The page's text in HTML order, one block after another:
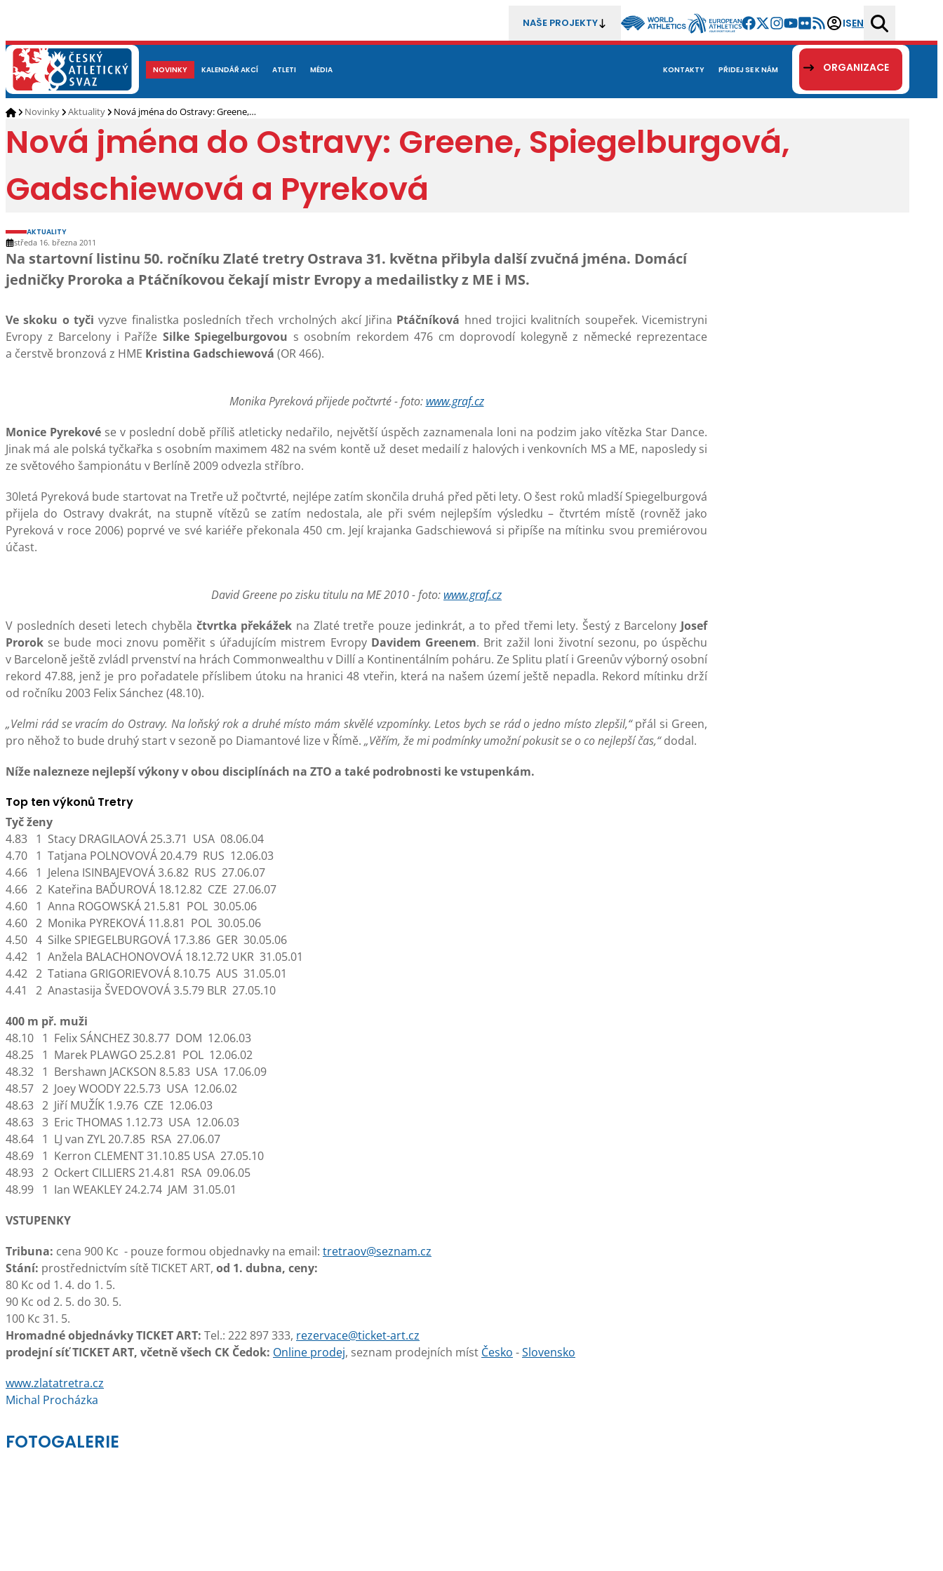
NAŠE PROJEKTY ISEN
NOVINKY KALENDÁŘ AKCÍ ATLETI MÉDIA
O NÁS ČLENOVÉ DOKUMENTY REPREZENTACE KONTAKTY PŘIDEJ SE K NÁM ORGANIZACE
Novinky Aktuality Nová jména do Ostravy: Greene,…
Nová jména do Ostravy: Greene, Spiegelburgová,
Gadschiewová a Pyreková
AKTUALITY
středa 16. března 2011
Na startovní listinu 50. ročníku Zlaté tretry Ostrava 31. května přibyla další zvučná jména. Domácí
jedničky Proroka a Ptáčníkovou čekají mistr Evropy a medailistky z ME i MS.
Ve skoku o tyči vyzve finalistka posledních třech vrcholných akcí Jiřina Ptáčníková hned trojici kvalitních soupeřek. Vicemistryni
Evropy z Barcelony i Paříže Silke Spiegelburgovou s osobním rekordem 476 cm doprovodí kolegyně z německé reprezentace
a čerstvě bronzová z HME Kristina Gadschiewová (OR 466).
Monika Pyreková přijede počtvrté - foto: www.graf.cz
Monice Pyrekové se v poslední době příliš atleticky nedařilo, největší úspěch zaznamenala loni na podzim jako vítězka Star Dance.
Jinak má ale polská tyčkařka s osobním maximem 482 na svém kontě už deset medailí z halových i venkovních MS a ME, naposledy si
ze světového šampionátu v Berlíně 2009 odvezla stříbro.
30letá Pyreková bude startovat na Tretře už počtvrté, nejlépe zatím skončila druhá před pěti lety. O šest roků mladší Spiegelburgová
přijela do Ostravy dvakrát, na stupně vítězů se zatím nedostala, ale při svém nejlepším výsledku – čtvrtém místě (rovněž jako
Pyreková v roce 2006) poprvé ve své kariéře překonala 450 cm. Její krajanka Gadschiewová si připíše na mítinku svou premiérovou
účast.
David Greene po zisku titulu na ME 2010 - foto: www.graf.cz
V posledních deseti letech chyběla čtvrtka překážek na Zlaté tretře pouze jedinkrát, a to před třemi lety. Šestý z Barcelony Josef
Prorok se bude moci znovu poměřit s úřadujícím mistrem Evropy Davidem Greenem. Brit zažil loni životní sezonu, po úspěchu
v Barceloně ještě zvládl prvenství na hrách Commonwealthu v Dillí a Kontinentálním poháru. Ze Splitu platí i Greenův výborný osobní
rekord 47.88, jenž je pro pořadatele příslibem útoku na hranici 48 vteřin, která na našem území ještě nepadla. Rekord mítinku drží
od ročníku 2003 Felix Sánchez (48.10).
„Velmi rád se vracím do Ostravy. Na loňský rok a druhé místo mám skvělé vzpomínky. Letos bych se rád o jedno místo zlepšil,“přál si Green,
pro něhož to bude druhý start v sezoně po Diamantové lize v Římě. „Věřím, že mi podmínky umožní pokusit se o co nejlepší čas,“dodal.
Níže nalezneze nejlepší výkony v obou disciplínách na ZTO a také podrobnosti ke vstupenkám.
Top ten výkonů Tretry
Tyč ženy
4.83 1 Stacy DRAGILAOVÁ 25.3.71 USA 08.06.04
4.70 1 Tatjana POLNOVOVÁ 20.4.79 RUS 12.06.03
4.66 1 Jelena ISINBAJEVOVÁ 3.6.82 RUS 27.06.07
4.66 2 Kateřina BAĎUROVÁ 18.12.82 CZE 27.06.07
4.60 1 Anna ROGOWSKÁ 21.5.81 POL 30.05.06
4.60 2 Monika PYREKOVÁ 11.8.81 POL 30.05.06
4.50 4 Silke SPIEGELBURGOVÁ 17.3.86 GER 30.05.06
4.42 1 Anžela BALACHONOVOVÁ 18.12.72 UKR 31.05.01
4.42 2 Tatiana GRIGORIEVOVÁ 8.10.75 AUS 31.05.01
4.41 2 Anastasija ŠVEDOVOVÁ 3.5.79 BLR 27.05.10
400 m př. muži
48.10 1 Felix SÁNCHEZ 30.8.77 DOM 12.06.03
48.25 1 Marek PLAWGO 25.2.81 POL 12.06.02
48.32 1 Bershawn JACKSON 8.5.83 USA 17.06.09
48.57 2 Joey WOODY 22.5.73 USA 12.06.02
48.63 2 Jiří MUŽÍK 1.9.76 CZE 12.06.03
48.63 3 Eric THOMAS 1.12.73 USA 12.06.03
48.64 1 LJ van ZYL 20.7.85 RSA 27.06.07
48.69 1 Kerron CLEMENT 31.10.85 USA 27.05.10
48.93 2 Ockert CILLIERS 21.4.81 RSA 09.06.05
48.99 1 Ian WEAKLEY 24.2.74 JAM 31.05.01
VSTUPENKY
Tribuna: cena 900 Kc - pouze formou objednavky na email: tretraov@seznam.cz
Stání: prostřednictvím sítě TICKET ART, od 1. dubna, ceny:
80 Kc od 1. 4. do 1. 5.
90 Kc od 2. 5. do 30. 5.
100 Kc 31. 5.
Hromadné objednávky TICKET ART: Tel.: 222 897 333, rezervace@ticket-art.cz
prodejní síť TICKET ART, včetně všech CK Čedok: Online prodej, seznam prodejních míst Česko -Slovensko
www.zlatatretra.cz
Michal Procházka
FOTOGALERIE